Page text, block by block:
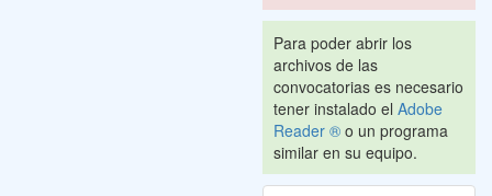
Para poder abrir los
archivos de las
convocatorias es necesario
tener instalado el Adobe
Reader ® o un programa
similar en su equipo.